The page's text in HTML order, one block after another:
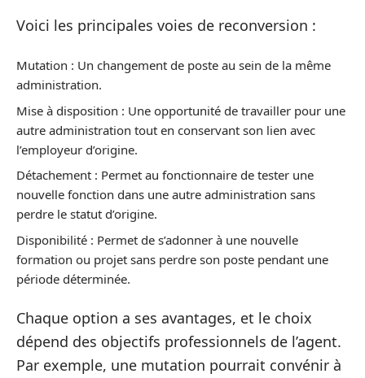
Voici les principales voies de reconversion :
Mutation : Un changement de poste au sein de la même
administration.
Mise à disposition : Une opportunité de travailler pour une
autre administration tout en conservant son lien avec
l’employeur d’origine.
Détachement : Permet au fonctionnaire de tester une
nouvelle fonction dans une autre administration sans
perdre le statut d’origine.
Disponibilité : Permet de s’adonner à une nouvelle
formation ou projet sans perdre son poste pendant une
période déterminée.
Chaque option a ses avantages, et le choix
dépend des objectifs professionnels de l’agent.
Par exemple, une mutation pourrait convénir à